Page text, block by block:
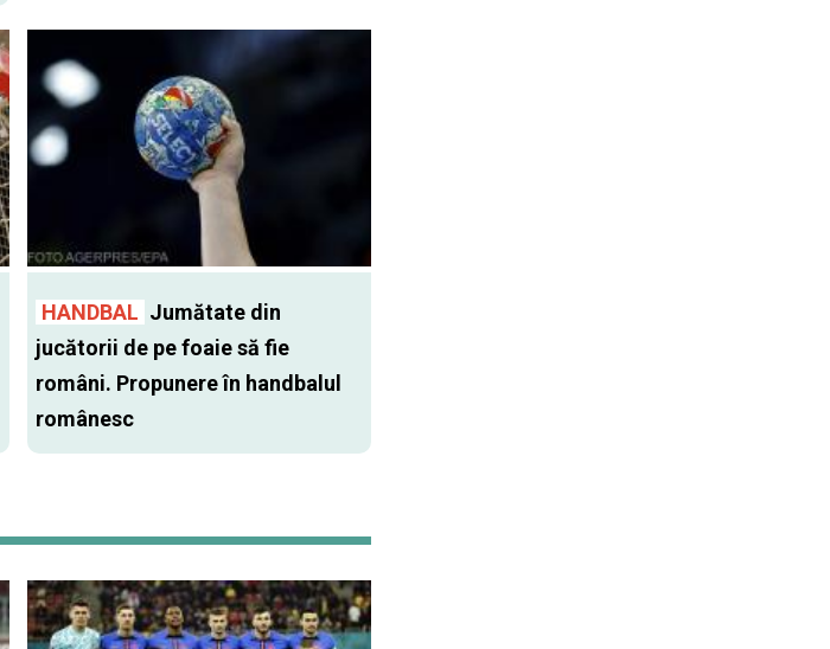
HANDBAL Jumătate din
jucătorii de pe foaie să fie
români. Propunere în handbalul
românesc